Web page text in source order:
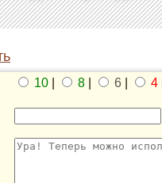
10| 8| 6| 4|